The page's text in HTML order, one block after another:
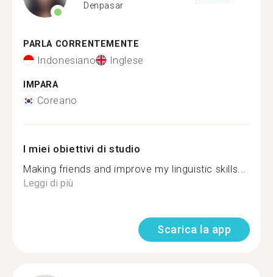
Denpasar
PARLA CORRENTEMENTE
Indonesiano Inglese
IMPARA
Coreano
I miei obiettivi di studio
Making friends and improve my linguistic skills...
Leggi di più
Scarica la app